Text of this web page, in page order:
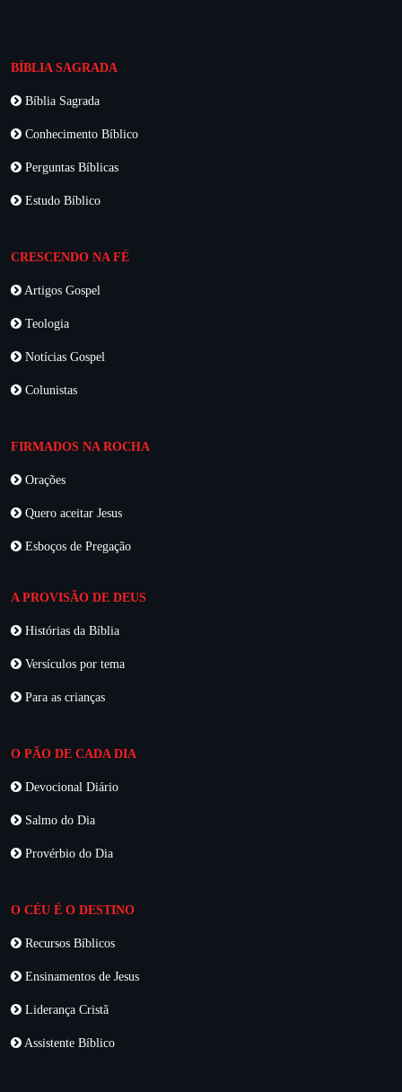
BÍBLIA SAGRADA
Bíblia Sagrada
Conhecimento Bíblico
Perguntas Bíblicas
Estudo Bíblico
CRESCENDO NA FÉ
Artigos Gospel
Teologia
Notícias Gospel
Colunistas
FIRMADOS NA ROCHA
Orações
Quero aceitar Jesus
Esboços de Pregação
A PROVISÃO DE DEUS
Histórias da Bíblia
Versículos por tema
Para as crianças
O PÃO DE CADA DIA
Devocional Diário
Salmo do Dia
Provérbio do Dia
O CÉU É O DESTINO
Recursos Bíblicos
Ensinamentos de Jesus
Liderança Cristã
Assistente Bíblico